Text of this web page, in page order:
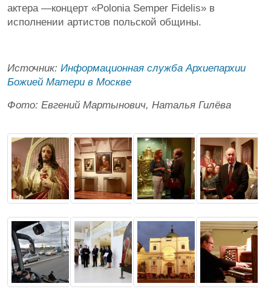
актера —концерт «Polonia Semper Fidelis» в
исполнении артистов польской общины.
Источник: Информационная служба Архиепархии
Божией Матери в Москве
Фото: Евгений Мартынович, Наталья Гилёва